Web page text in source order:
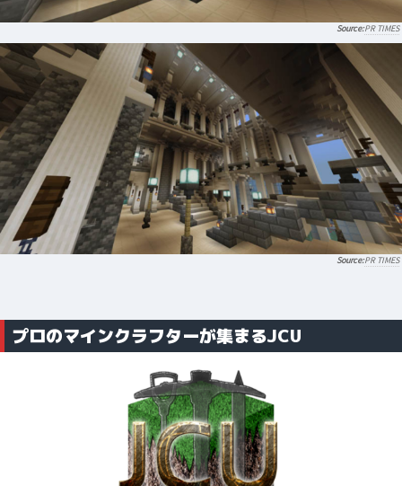
PR TIMES
PR TIMES
プロのマインクラフターが集まるJCU